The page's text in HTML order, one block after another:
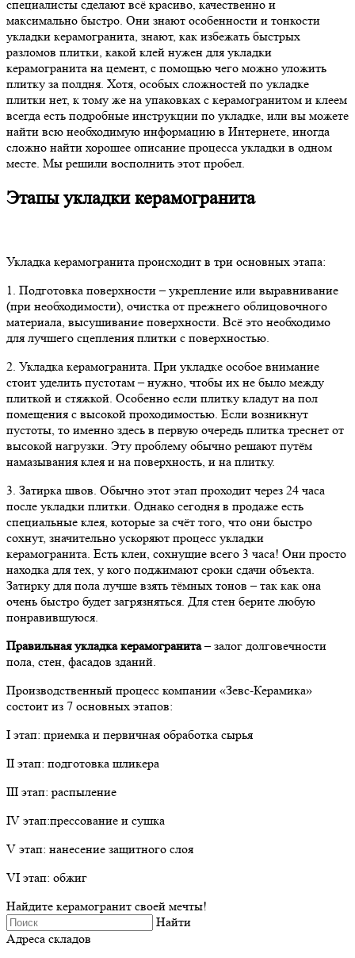
специалисты сделают всё красиво, качественно и
максимально быстро. Они знают особенности и тонкости
укладки керамогранита, знают, как избежать быстрых
разломов плитки, какой клей нужен для укладки
керамогранита на цемент, с помощью чего можно уложить
плитку за полдня. Хотя, особых сложностей по укладке
плитки нет, к тому же на упаковках с керамогранитом и клеем
всегда есть подробные инструкции по укладке, или вы можете
найти всю необходимую информацию в Интернете, иногда
сложно найти хорошее описание процесса укладки в одном
месте. Мы решили восполнить этот пробел.
Этапы укладки керамогранита
Укладка керамогранита происходит в три основных этапа:
1. Подготовка поверхности – укрепление или выравнивание
(при необходимости), очистка от прежнего облицовочного
материала, высушивание поверхности. Всё это необходимо
для лучшего сцепления плитки с поверхностью.
2. Укладка керамогранита. При укладке особое внимание
стоит уделить пустотам – нужно, чтобы их не было между
плиткой и стяжкой. Особенно если плитку кладут на пол
помещения с высокой проходимостью. Если возникнут
пустоты, то именно здесь в первую очередь плитка треснет от
высокой нагрузки. Эту проблему обычно решают путём
намазывания клея и на поверхность, и на плитку.
3. Затирка швов. Обычно этот этап проходит через 24 часа
после укладки плитки. Однако сегодня в продаже есть
специальные клея, которые за счёт того, что они быстро
сохнут, значительно ускоряют процесс укладки
керамогранита. Есть клеи, сохнущие всего 3 часа! Они просто
находка для тех, у кого поджимают сроки сдачи объекта.
Затирку для пола лучше взять тёмных тонов – так как она
очень быстро будет загрязняться. Для стен берите любую
понравившуюся.
Правильная укладка керамогранита– залог долговечности
пола, стен, фасадов зданий.
Производственный процесс компании «Зевс-Керамика»
состоит из 7 основных этапов:
I этап: приемка и первичная обработка сырья
II этап: подготовка шликера
III этап: распыление
IV этап:прессование и сушка
V этап: нанесение защитного слоя
VI этап: обжиг
Найдите керамогранит своей мечты!
Найти
Адреса складов